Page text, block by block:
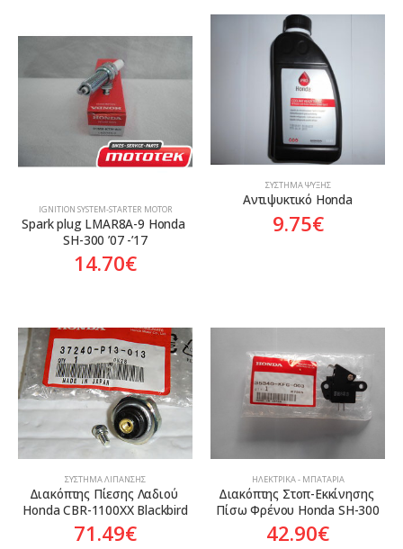
ΙGNITION SYSTEM-STARTER MOTOR
Spark plug LMAR8A-9 Honda
SH-300 ’07 -’17
14.70€
ΣΎΣΤΗΜΑ ΨΎΞΗΣ
Αντιψυκτικό Honda
9.75€
ΣΎΣΤΗΜΑ ΛΊΠΑΝΣΗΣ
Διακόπτης Πίεσης Λαδιού
Honda CBR-1100XX Blackbird
71.49€
ΗΛΕΚΤΡΙΚΆ - ΜΠΑΤΑΡΊΑ
Διακόπτης Στoπ-Εκκίνησης
Πίσω Φρένου Honda SH-300
42.90€